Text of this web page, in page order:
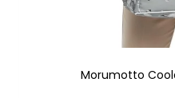
Morumotto